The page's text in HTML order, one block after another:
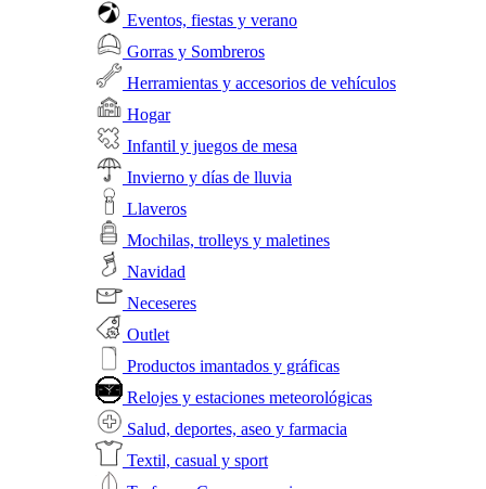
Eventos, fiestas y verano
Gorras y Sombreros
Herramientas y accesorios de vehículos
Hogar
Infantil y juegos de mesa
Invierno y días de lluvia
Llaveros
Mochilas, trolleys y maletines
Navidad
Neceseres
Outlet
Productos imantados y gráficas
Relojes y estaciones meteorológicas
Salud, deportes, aseo y farmacia
Textil, casual y sport